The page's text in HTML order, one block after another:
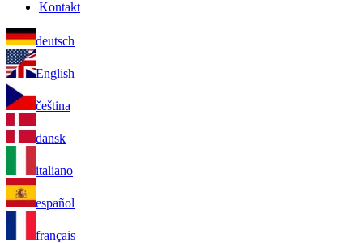
Kontakt
deutsch
English
čeština
dansk
italiano
español
français